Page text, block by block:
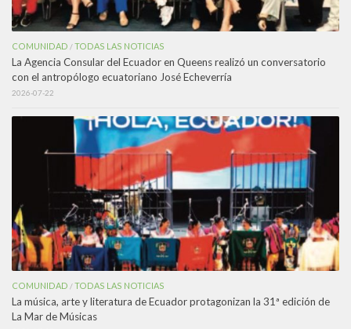
COMUNIDAD /TODAS LAS NOTICIAS
La Agencia Consular del Ecuador en Queens realizó un conversatorio
con el antropólogo ecuatoriano José Echeverría
2026-07-22
COMUNIDAD /TODAS LAS NOTICIAS
La música, arte y literatura de Ecuador protagonizan la 31ª edición de
La Mar de Músicas